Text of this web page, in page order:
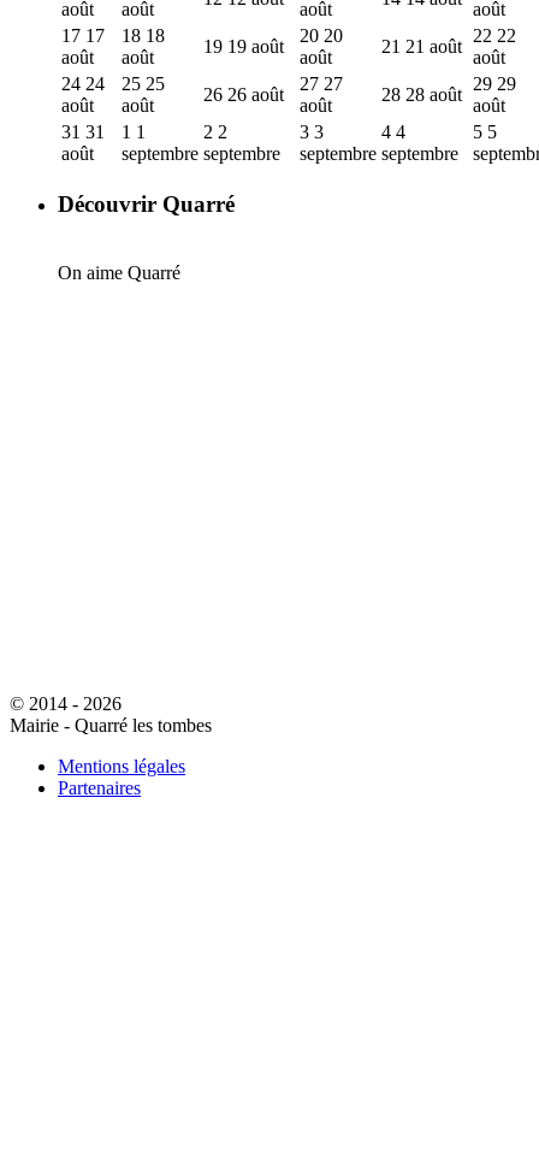
août
août
août
août
17 17
août
18 18
août
19 19 août
20 20
août
21 21 août
22 22
août
24 24
août
25 25
août
26 26 août
27 27
août
28 28 août
29 29
août
31 31
août
1 1
septembre
2 2
septembre
3 3
septembre
4 4
septembre
5 5
Découvrir Quarré
On aime Quarré
© 2014 - 2026
Mairie - Quarré les tombes
Mentions légales
Partenaires